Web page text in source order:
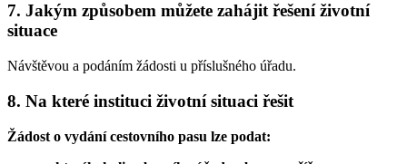
7. Jakým způsobem můžete zahájit řešení životní
situace
Návštěvou a podáním žádosti u příslušného úřadu.
8. Na které instituci životní situaci řešit
Žádost o vydání cestovního pasu lze podat: